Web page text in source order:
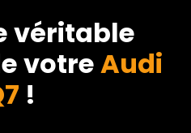
véritable
votreAudi
!